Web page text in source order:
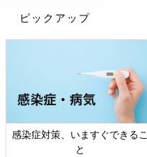
ピックアップ
感染症対策、いますぐできるこ
と